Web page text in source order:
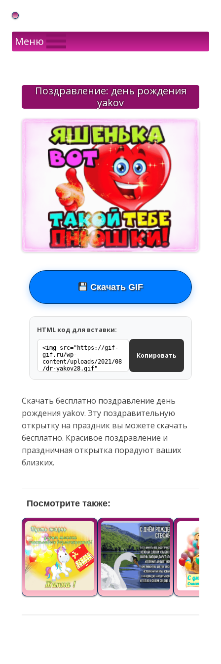
Gif Открытки в подарок
Меню
Поздравление: день рождения
yakov
Скачать GIF
HTML код для вставки:
Копировать
Скачать бесплатно поздравление день
рождения yakov. Эту поздравительную
открытку на праздник вы можете скачать
бесплатно. Красивое поздравление и
праздничная открытка порадуют ваших
близких.
Посмотрите также: